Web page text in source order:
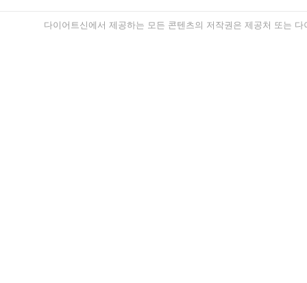
다이어트신에서 제공하는 모든 콘텐츠의 저작권은 제공처 또는